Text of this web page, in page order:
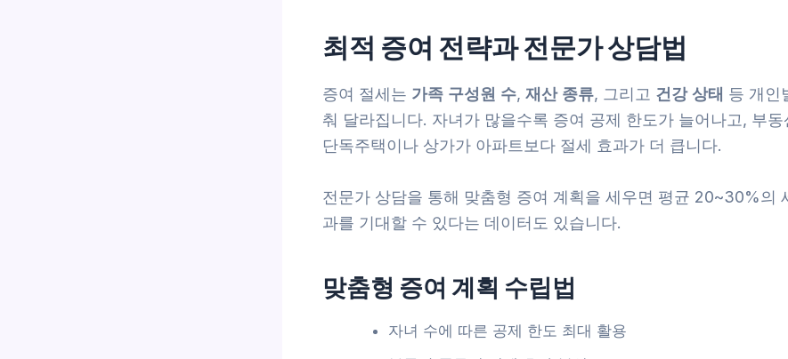
최적 증여 전략과 전문가 상담법
증여 절세는 가족 구성원 수, 재산 종류, 그리고 건강 상태 등 개인
춰 달라집니다. 자녀가 많을수록 증여 공제 한도가 늘어나고, 부동
단독주택이나 상가가 아파트보다 절세 효과가 더 큽니다.
전문가 상담을 통해 맞춤형 증여 계획을 세우면 평균 20~30%의
과를 기대할 수 있다는 데이터도 있습니다.
맞춤형 증여 계획 수립법
자녀 수에 따른 공제 한도 최대 활용